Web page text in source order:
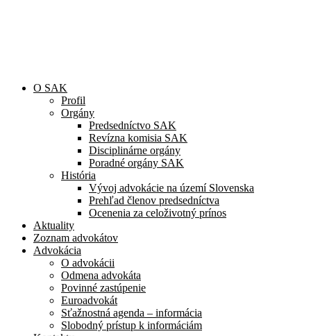
O SAK
Profil
Orgány
Predsedníctvo SAK
Revízna komisia SAK
Disciplinárne orgány
Poradné orgány SAK
História
Vývoj advokácie na území Slovenska
Prehľad členov predsedníctva
Ocenenia za celoživotný prínos
Aktuality
Zoznam advokátov
Advokácia
O advokácii
Odmena advokáta
Povinné zastúpenie
Euroadvokát
Sťažnostná agenda – informácia
Slobodný prístup k informáciám